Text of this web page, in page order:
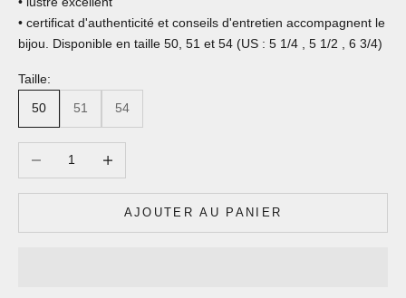
• certificat d'authenticité et conseils d'entretien accompagnent le
bijou. Disponible en taille 50, 51 et 54 (US : 5 1/4 , 5 1/2 , 6 3/4)
Taille:
50 51 54
Diminuer la quantité
AJOUTER AU PANIER